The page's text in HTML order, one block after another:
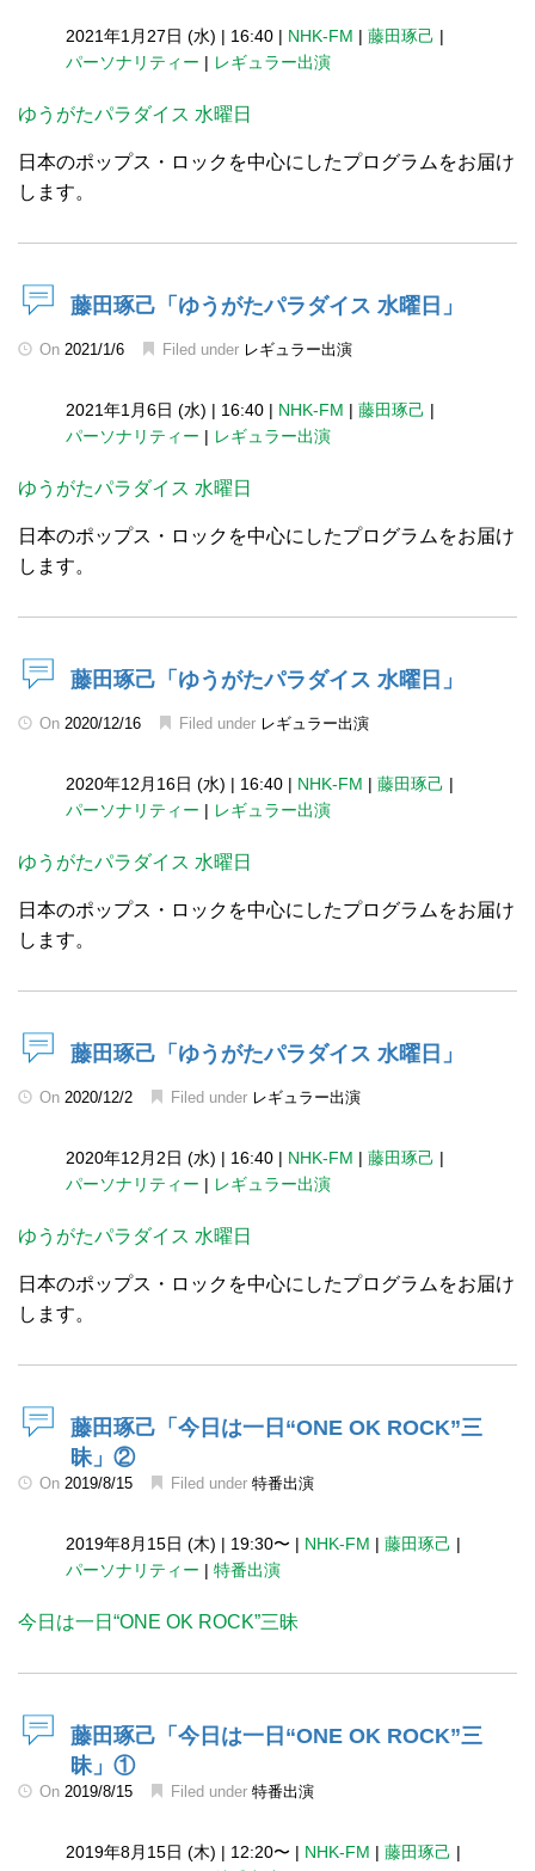
2021年1月27日 (水) | 16:40 | NHK-FM | 藤田琢己 |
パーソナリティー | レギュラー出演
ゆうがたパラダイス 水曜日
日本のポップス・ロックを中心にしたプログラムをお届け
します。
藤田琢己「ゆうがたパラダイス 水曜日」
On 2021/1/6 Filed under レギュラー出演
2021年1月6日 (水) | 16:40 | NHK-FM | 藤田琢己 |
パーソナリティー | レギュラー出演
ゆうがたパラダイス 水曜日
日本のポップス・ロックを中心にしたプログラムをお届け
します。
藤田琢己「ゆうがたパラダイス 水曜日」
On 2020/12/16 Filed under レギュラー出演
2020年12月16日 (水) | 16:40 | NHK-FM | 藤田琢己 |
パーソナリティー | レギュラー出演
ゆうがたパラダイス 水曜日
日本のポップス・ロックを中心にしたプログラムをお届け
します。
藤田琢己「ゆうがたパラダイス 水曜日」
On 2020/12/2 Filed under レギュラー出演
2020年12月2日 (水) | 16:40 | NHK-FM | 藤田琢己 |
パーソナリティー | レギュラー出演
ゆうがたパラダイス 水曜日
日本のポップス・ロックを中心にしたプログラムをお届け
します。
藤田琢己「今日は一日“ONE OK ROCK”三
昧」②
On 2019/8/15 Filed under 特番出演
2019年8月15日 (木) | 19:30〜 | NHK-FM | 藤田琢己 |
パーソナリティー | 特番出演
今日は一日“ONE OK ROCK”三昧
藤田琢己「今日は一日“ONE OK ROCK”三
昧」①
On 2019/8/15 Filed under 特番出演
2019年8月15日 (木) | 12:20〜 | NHK-FM | 藤田琢己 |